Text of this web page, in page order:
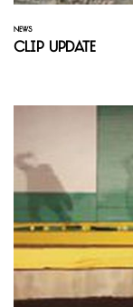
NEWS
Clip Update